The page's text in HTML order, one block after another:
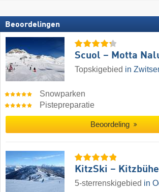
Beoordelingen
Scuol – Motta
Topskigebied in
Snowparken
Pistepreparatie
Beoordeling
KitzSki –
5-sterrenskigebied in